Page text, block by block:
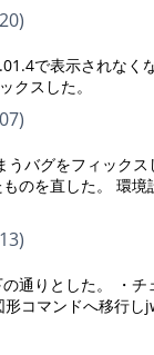
で表示されな
クスした。
バグをフィック
のを直した。 環
通りとした。 ・
コマンドへ移行